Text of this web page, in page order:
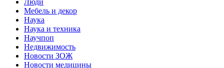
Мебель и декор
Наука
Наука и техника
Научпоп
Недвижимость
Новости ЗОЖ
Новости медицины